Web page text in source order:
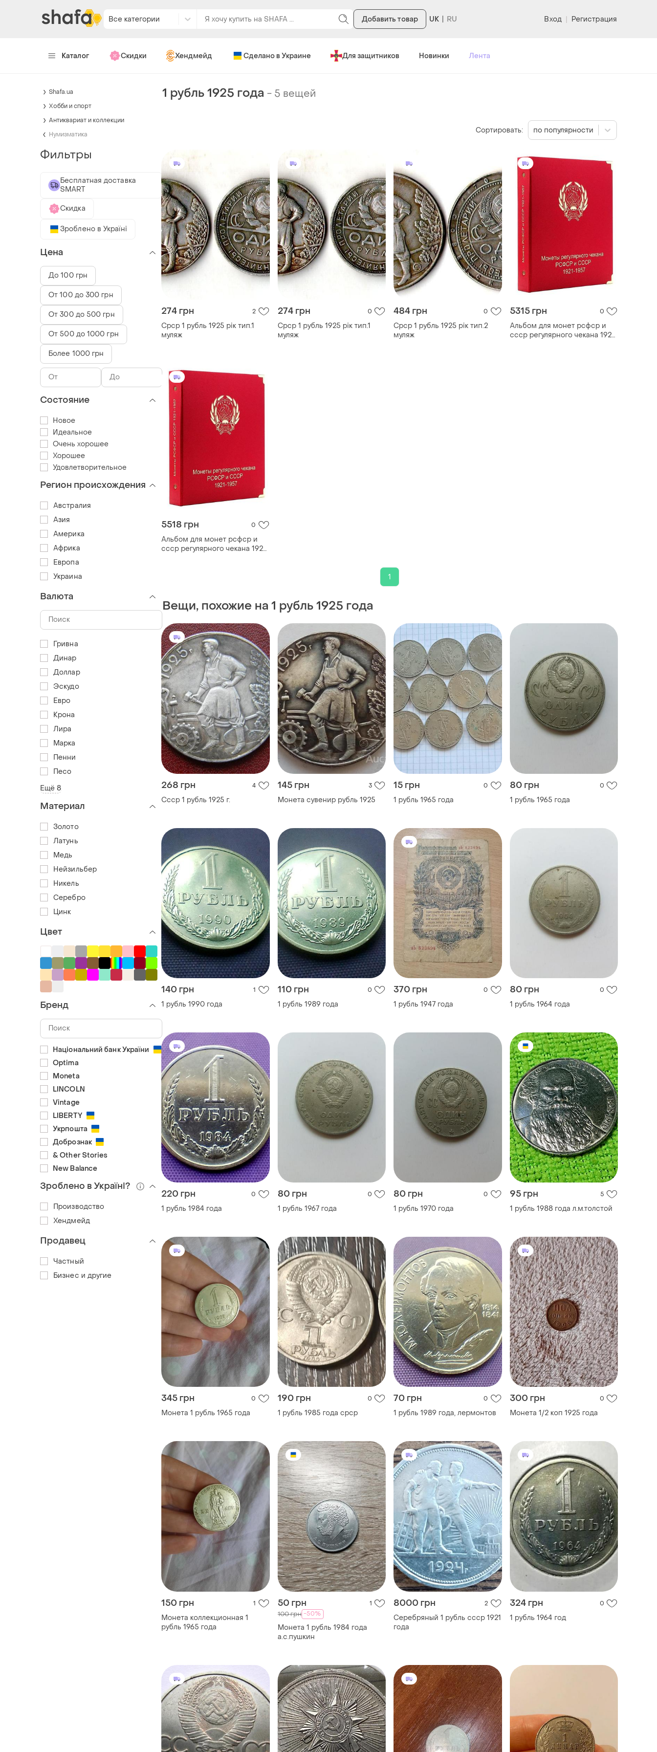
Все категории Добавить товар UK Вход | Регистрация
Каталог Скидки Хендмейд Сделано в Украине Для защитников Новинки Лента
1 рубль 1925 года - 5 вещей
274 грн 2
Срср 1 рубль 1925 рік тип.1
муляж
274 грн 0
Срср 1 рубль 1925 рік тип.1
муляж
484 грн 0
Срср 1 рубль 1925 рік тип.2
муляж
5315 грн 0
Альбом для монет рсфср и
ссср регулярного чекана 1921-
5518 грн 0
Альбом для монет рсфср и
ссср регулярного чекана 1921-
1
Вещи, похожие на 1 рубль 1925 года
268 грн 4
Ссср 1 рубль 1925 г.
145 грн 3
Монета сувенир рубль 1925
15 грн 0
1 рубль 1965 года
80 грн 0
1 рубль 1965 года
140 грн 1
1 рубль 1990 года
110 грн 0
1 рубль 1989 года
370 грн 0
1 рубль 1947 года
80 грн 0
1 рубль 1964 года
220 грн 0
1 рубль 1984 года
80 грн 0
1 рубль 1967 года
80 грн 0
1 рубль 1970 года
95 грн 5
1 рубль 1988 года л.м.толстой
345 грн 0
Монета 1 рубль 1965 года
190 грн 0
1 рубль 1985 года срср
70 грн 0
1 рубль 1989 года, лермонтов
300 грн 0
Монета 1/2 коп 1925 года
150 грн 1
Монета коллекционная 1
рубль 1965 года
50 грн 1
100 грн -50%
Монета 1 рубль 1984 года
а.с.пушкин
8000 грн 2
Серебряный 1 рубль ссср 1921
года
324 грн 0
1 рубль 1964 год
Сортировать: по популярности
Shafa.ua
Хобби и спорт
Антиквариат и коллекции
Нумизматика
Фильтры
Бесплатная доставка
SMART
Скидка
Зроблено в Україні
Цена
До 100 грн
От 100 до 300 грн
От 300 до 500 грн
От 500 до 1000 грн
Более 1000 грн
Состояние
Новое
Идеальное
Очень хорошее
Хорошее
Удовлетворительное
Регион происхождения
Австралия
Азия
Америка
Африка
Европа
Украина
Валюта
Гривна
Динар
Доллар
Эскудо
Евро
Крона
Лира
Марка
Пенни
Песо
Ещё 8
Материал
Золото
Латунь
Медь
Нейзильбер
Никель
Серебро
Цинк
Цвет
Бренд
Національний банк України
Optima
Moneta
LINCOLN
Vintage
LIBERTY
Укрпошта
Добрознак
& Other Stories
New Balance
Зроблено в Україні?
Производство
Хендмейд
Продавец
Частный
Бизнес и другие